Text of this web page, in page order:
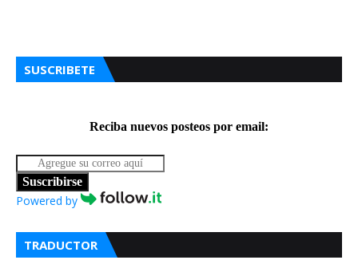
SUSCRIBETE
Reciba nuevos posteos por email:
Suscribirse
Powered by
TRADUCTOR